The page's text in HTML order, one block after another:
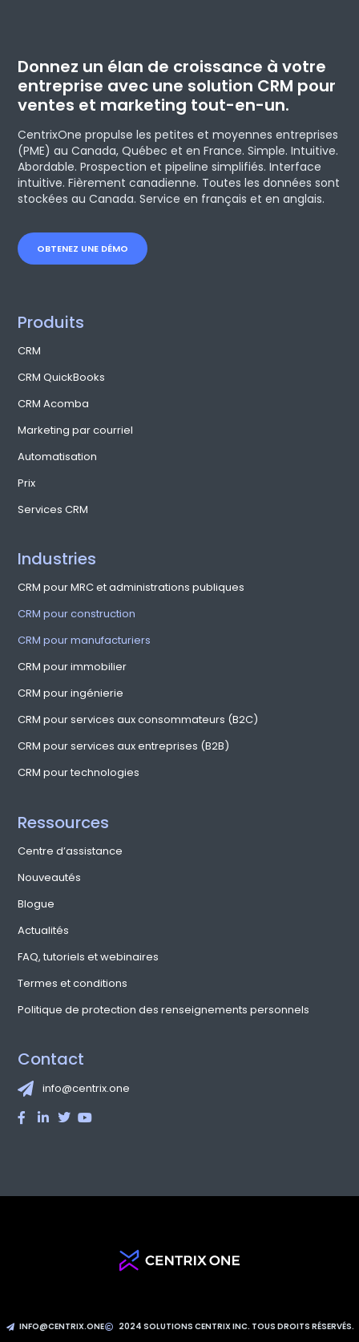
Donnez un élan de croissance à votre
entreprise avec une solution CRM pour
ventes et marketing tout-en-un.
CentrixOne propulse les petites et moyennes entreprises
(PME) au Canada, Québec et en France. Simple. Intuitive.
Abordable. Prospection et pipeline simplifiés. Interface
intuitive. Fièrement canadienne. Toutes les données sont
stockées au Canada. Service en français et en anglais.
OBTENEZ UNE DÉMO
Produits
CRM
CRM QuickBooks
CRM Acomba
Marketing par courriel
Automatisation
Prix
Services CRM
Industries
CRM pour MRC et administrations publiques
CRM pour construction
CRM pour manufacturiers
CRM pour immobilier
CRM pour ingénierie
CRM pour services aux consommateurs (B2C)
CRM pour services aux entreprises (B2B)
CRM pour technologies
Ressources
Centre d’assistance
Nouveautés
Blogue
Actualités
FAQ, tutoriels et webinaires
Termes et conditions
Politique de protection des renseignements personnels
Contact
info@centrix.one
INFO@CENTRIX.ONE 2024 SOLUTIONS CENTRIX INC. TOUS DROITS RÉSERVÉS.